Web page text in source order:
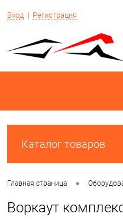
Вход Регистрация
Каталог товаров
Главная страница •
Воркаут